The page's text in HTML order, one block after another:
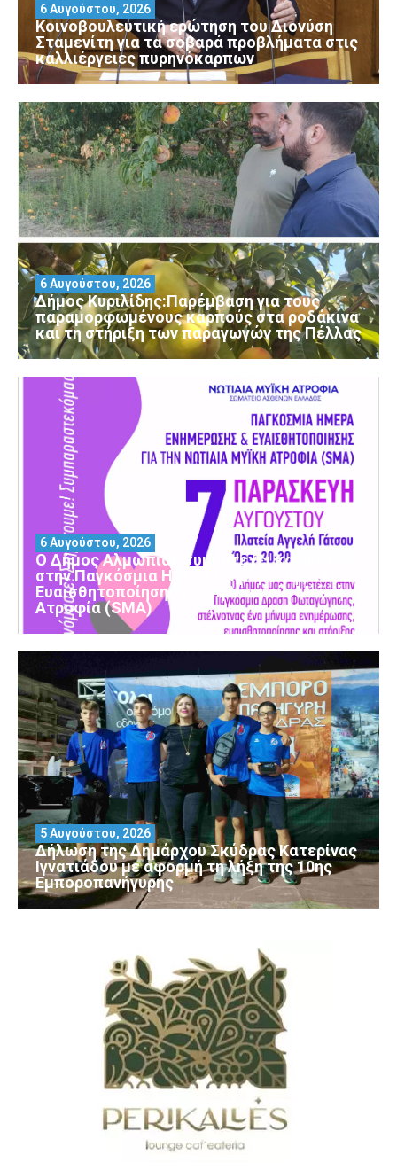
Κοινοβουλευτική ερώτηση του Διονύση
Σταμενίτη για τα σοβαρά προβλήματα στις
καλλιέργειες πυρηνόκαρπων
6 Αυγούστου, 2026
Δήμος Κυριλίδης:Παρέμβαση για τους
παραμορφωμένους καρπούς στα ροδάκινα
και τη στήριξη των παραγωγών της Πέλλας
6 Αυγούστου, 2026
Ο Δήμος Αλμωπίας συμμετέχει και φέτος
στην Παγκόσμια Ημέρα Ενημέρωσης και
Ευαισθητοποίησης για τη Νωτιαία Μυϊκή
Ατροφία (SMA)
6 Αυγούστου, 2026
Δήλωση της Δημάρχου Σκύδρας Κατερίνας
Ιγνατιάδου με αφορμή τη λήξη της 10ης
Εμποροπανήγυρης
5 Αυγούστου, 2026